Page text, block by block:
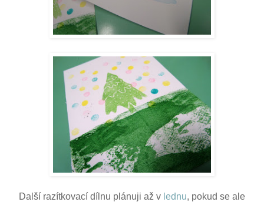
Další razítkovací dílnu plánuji až v lednu, pokud se ale